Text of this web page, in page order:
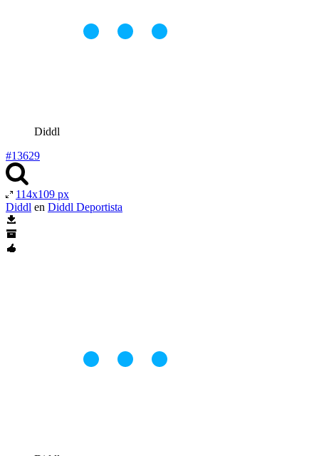
Diddl
#13629
114x109 px
Diddl en Diddl Deportista